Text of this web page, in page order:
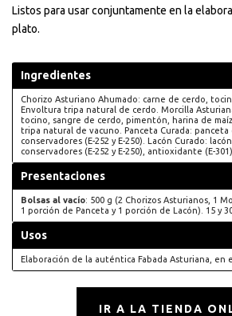
Listos para usar conjuntamente en la
plato.
Ingredientes
Chorizo Asturiano Ahumado: carne de cerdo,
Envoltura tripa natural de cerdo. Morcilla
tocino, sangre de cerdo, pimentón, harina de
tripa natural de vacuno. Panceta Curada: panceta
conservadores (E-252 y E-250). Lacón Curado:
conservadores (E-252 y E-250), antioxidante (E-301).
Presentaciones
Bolsas al vacío: 500 g (2 Chorizos Asturianos, 1
1 porción de Panceta y 1 porción de Lacón). 15 y
Usos
Elaboración de la auténtica Fabada Asturiana, en
IR A LA TIENDA